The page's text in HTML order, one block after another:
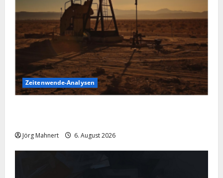
Zeitenwende-Analysen
Jörg Mahnert 6. August 2026